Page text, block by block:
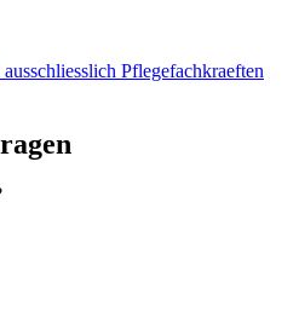
Pflegefachkraeften